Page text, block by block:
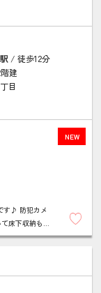
/ 徒歩12分
建
目
NEW
す♪ 防犯カメ
床下収納もあ
好♪